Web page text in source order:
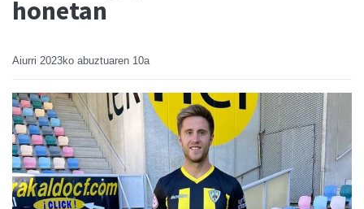
honetan
Aiurri 2023ko abuztuaren 10a